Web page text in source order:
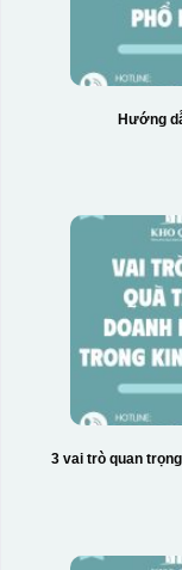
Hướng
3 vai trò quan